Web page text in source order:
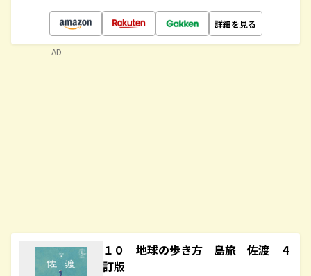
詳細を見る
１０ 地球の歩き方 島旅 佐渡 ４
訂版
AD